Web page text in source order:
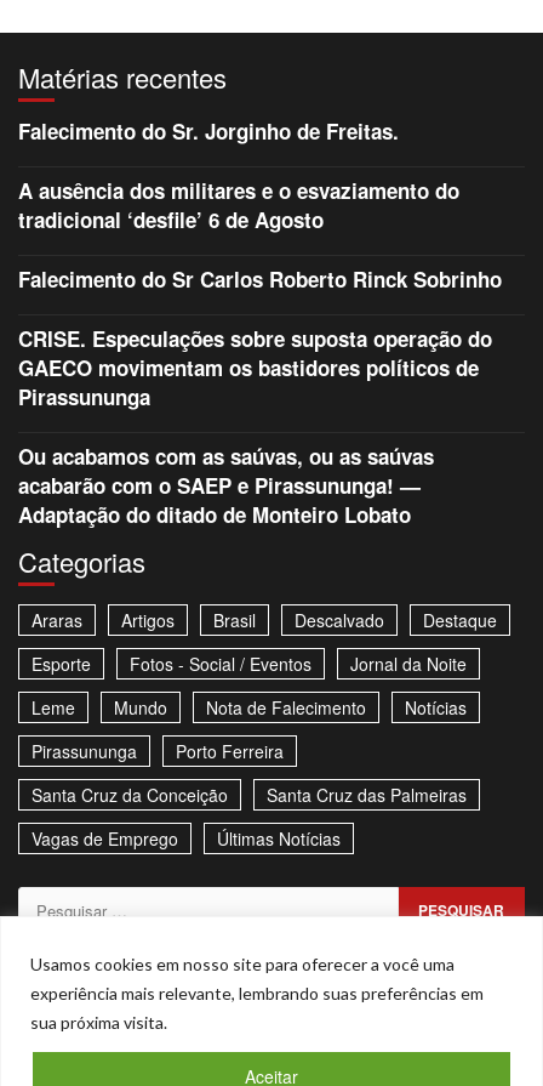
Usamos cookies em nosso site para oferecer a você uma
experiência mais relevante, lembrando suas preferências em
sua próxima visita.
Aceitar
Matérias recentes
Falecimento do Sr. Jorginho de Freitas.
A ausência dos militares e o esvaziamento do
tradicional ‘desfile’ 6 de Agosto
Falecimento do Sr Carlos Roberto Rinck Sobrinho
CRISE. Especulações sobre suposta operação do
GAECO movimentam os bastidores políticos de
Pirassununga
Ou acabamos com as saúvas, ou as saúvas
acabarão com o SAEP e Pirassununga! —
Adaptação do ditado de Monteiro Lobato
Categorias
Araras Artigos Brasil Descalvado
Destaque
Esporte
Fotos - Social / Eventos
Jornal da Noite
Leme
Mundo Nota de Falecimento
Notícias
Pirassununga
Porto Ferreira
Santa Cruz da Conceição
Santa Cruz das Palmeiras
Vagas de Emprego
Últimas Notícias
Pesquisar
Sitemap Política de Privacidade Contato
Stories
Facebook
Youtube